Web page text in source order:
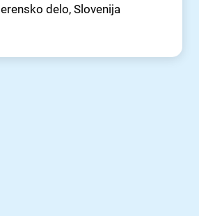
delo, Slovenija